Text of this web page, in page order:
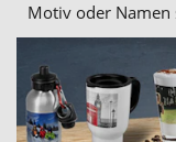
Motiv oder Namen